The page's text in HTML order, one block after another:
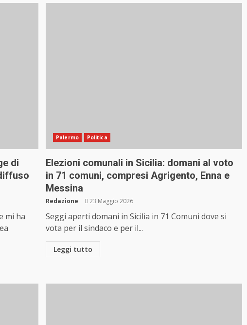
di
mi ha
Palermo Politica
Elezioni comunali in Sicilia: domani al voto
in 71 comuni, compresi Agrigento, Enna e
Messina
Redazione 23 Maggio 2026
Seggi aperti domani in Sicilia in 71 Comuni dove si
vota per il sindaco e per il...
Leggi tutto